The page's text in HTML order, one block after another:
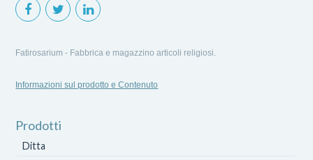
Fatirosarium - Fabbrica e magazzino articoli religiosi.
Informazioni sul prodotto e Contenuto
Prodotti
Ditta